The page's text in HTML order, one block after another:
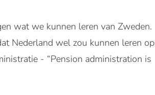
wat we kunnen leren van Zweden.
Nederland wel zou kunnen leren op
- “Pension administration is